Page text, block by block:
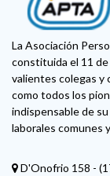
La Asociación
constituida el 11
valientes colegas y
como todos los
indispensable de
laborales comunes
D'Onofrio 158 -